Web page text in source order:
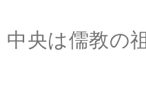
中央は儒教の